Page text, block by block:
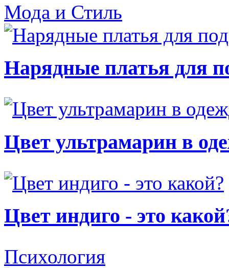
Мода и Стиль
Нарядные платья для
Цвет ультрамарин в
Цвет индиго - это
Психология